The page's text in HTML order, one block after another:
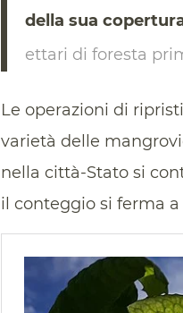
della sua
ettari di foresta
Le operazioni di
varietà delle
nella città-Stato si
il conteggio si ferma a